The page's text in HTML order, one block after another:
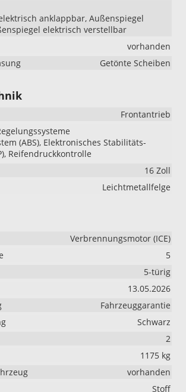
anklappbar, Außenspiegel
elektrisch verstellbar
vorhanden
Getönte Scheiben
Frontantrieb
(ABS), Elektronisches Stabilitäts-
Reifendruckkontrolle
16 Zoll
Leichtmetallfelge
Verbrennungsmotor (ICE)
5
5-türig
13.05.2026
Fahrzeuggarantie
Schwarz
2
1175 kg
vorhanden
Stoff